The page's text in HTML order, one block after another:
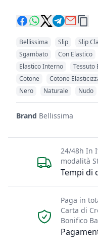
Bellissima Slip Slip
Sgambato
Con Elastico
Elastico Interno
Tessuto
Cotone
Cotone
Nero
Naturale Nudo
Brand Bellissima
Tempi di
24/48h In
modalità
Paga in
Carta di
Bonifico